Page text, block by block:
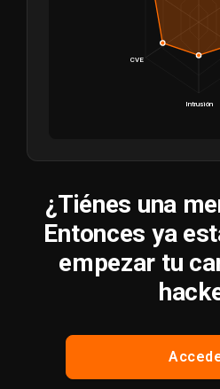
Intrusión
CVE
¿Tiénes una
Entonces ya
empezar tu